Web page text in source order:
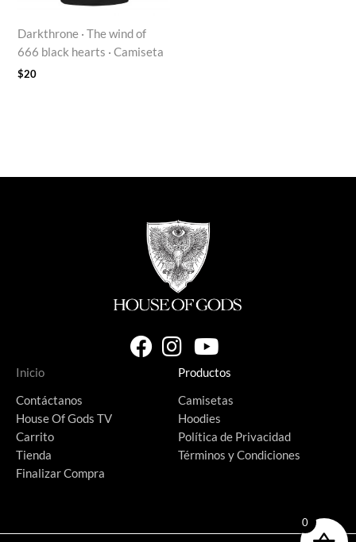
Darkthrone · The wind of
666 black hearts · Camiseta
$20
Inicio
Contáctanos
House Of Gods TV
Productos
Camisetas
Hoodies
Carrito
Tienda
Finalizar Compra
Política de Privacidad
Términos y Condiciones
0